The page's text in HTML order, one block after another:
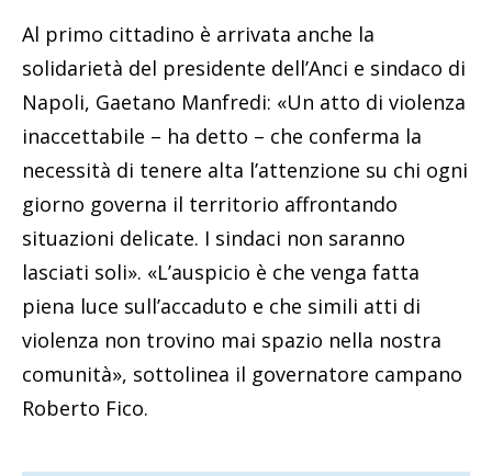
Al primo cittadino è arrivata anche la
solidarietà del presidente dell’Anci e sindaco di
Napoli, Gaetano Manfredi: «Un atto di violenza
inaccettabile – ha detto – che conferma la
necessità di tenere alta l’attenzione su chi ogni
giorno governa il territorio affrontando
situazioni delicate. I sindaci non saranno
lasciati soli». «L’auspicio è che venga fatta
piena luce sull’accaduto e che simili atti di
violenza non trovino mai spazio nella nostra
comunità», sottolinea il governatore campano
Roberto Fico.